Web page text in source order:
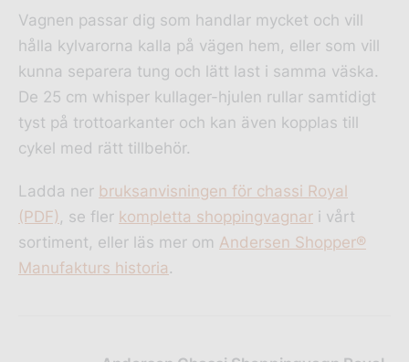
Vagnen passar dig som handlar mycket och vill
hålla kylvarorna kalla på vägen hem, eller som vill
kunna separera tung och lätt last i samma väska.
De 25 cm whisper kullager-hjulen rullar samtidigt
tyst på trottoarkanter och kan även kopplas till
cykel med rätt tillbehör.
Ladda ner bruksanvisningen för chassi Royal
(PDF) , se fler kompletta shoppingvagnar i vårt
sortiment, eller läs mer om Andersen Shopper®
Manufakturs historia .